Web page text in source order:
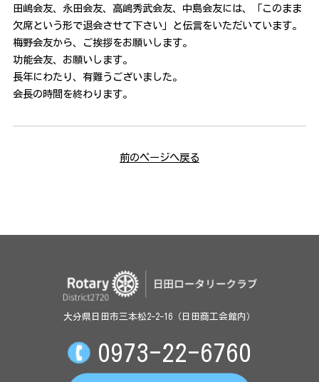
田嶋会友、永田会友、高嶋秀武会友、中島会友には、「このまま
欠席という形で退会させて下さい」と伝言をいただいています。
梅野会友から、ご挨拶をお願いします。
功能会友、お願いします。
長年にわたり、有難うございました。
会長の時間を終わります。
前のページへ戻る
大分県日田市三本松2-2-16（日田商工会館内）
0973-22-6760